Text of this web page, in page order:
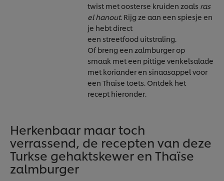
twist met oosterse kruiden zoals ras
el hanout. Rijg ze aan een spiesje en
je hebt direct
een streetfood uitstraling.
Of breng een zalmburger op
smaak met een pittige venkelsalade
met koriander en sinaasappel voor
een Thaise toets. Ontdek het
recept hieronder.
Herkenbaar maar toch
verrassend, de recepten van deze
Turkse gehaktskewer en Thaïse
zalmburger